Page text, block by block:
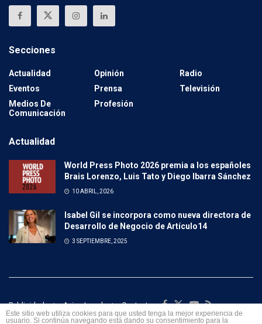
Secciones
Actualidad
Eventos
Medios De
Comunicación
Opinión
Prensa
Profesión
Radio
Televisión
Actualidad
World Press Photo 2026 premia a los españoles
Brais Lorenzo, Luis Tato y Diego Ibarra Sánchez
10 ABRIL, 2026
Isabel Gil se incorpora como nueva directora de
Desarrollo de Negocio de Artículo14
3 SEPTIEMBRE, 2025
Publicidad Aviso Legal Contacto
Este sitio web utiliza cookies para que usted tenga la mejor experiencia de
usuario. Si continúa navegando está dando su consentimiento para la